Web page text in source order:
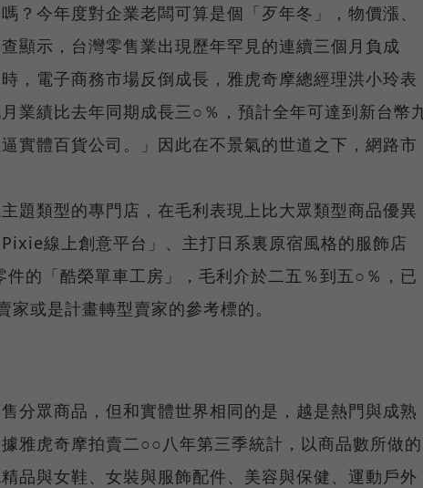
？今年度對企業老闆可算是個「歹年冬」，物價漲、
顯示，台灣零售業出現歷年罕見的連續三個月負成
，電子商務市場反倒成長，雅虎奇摩總經理洪小玲表
業績比去年同期成長三○％，預計全年可達到新台幣
實體百貨公司。」因此在不景氣的世道之下，網路市
題類型的專門店，在毛利表現上比大眾類型商品優異
線上創意平台」、主打日系裏原宿風格的服飾店
件的「酷榮單車工房」，毛利介於二五％到五○％，已
或是計畫轉型賣家的參考標的。
分眾商品，但和實體世界相同的是，越是熱門與成熟
雅虎奇摩拍賣二○○八年第三季統計，以商品數所做的
品與女鞋、女裝與服飾配件、美容與保健、運動戶外